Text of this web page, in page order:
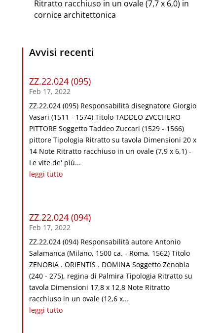
Ritratto racchiuso in un ovale (7,7 x 6,0) in
cornice architettonica
Avvisi recenti
ZZ.22.024 (095)
Feb 17, 2022
ZZ.22.024 (095) Responsabilità disegnatore Giorgio
Vasari (1511 - 1574) Titolo TADDEO ZVCCHERO
PITTORE Soggetto Taddeo Zuccari (1529 - 1566)
pittore Tipologia Ritratto su tavola Dimensioni 20 x
14 Note Ritratto racchiuso in un ovale (7,9 x 6,1) -
Le vite de' più...
leggi tutto
ZZ.22.024 (094)
Feb 17, 2022
ZZ.22.024 (094) Responsabilità autore Antonio
Salamanca (Milano, 1500 ca. - Roma, 1562) Titolo
ZENOBIA . ORIENTIS . DOMINA Soggetto Zenobia
(240 - 275), regina di Palmira Tipologia Ritratto su
tavola Dimensioni 17,8 x 12,8 Note Ritratto
racchiuso in un ovale (12,6 x...
leggi tutto